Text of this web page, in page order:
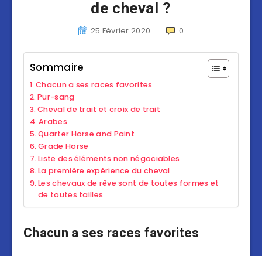
de cheval ?
25 Février 2020 0
Sommaire
Chacun a ses races favorites
Pur-sang
Cheval de trait et croix de trait
Arabes
Quarter Horse and Paint
Grade Horse
Liste des éléments non négociables
La première expérience du cheval
Les chevaux de rêve sont de toutes formes et
de toutes tailles
Chacun a ses races favorites